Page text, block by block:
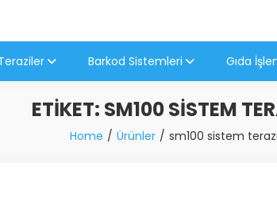
Barkod Sistemleri Gıda
ETIKET: SM100 SISTEM
Home Ürünler sm100 sistem